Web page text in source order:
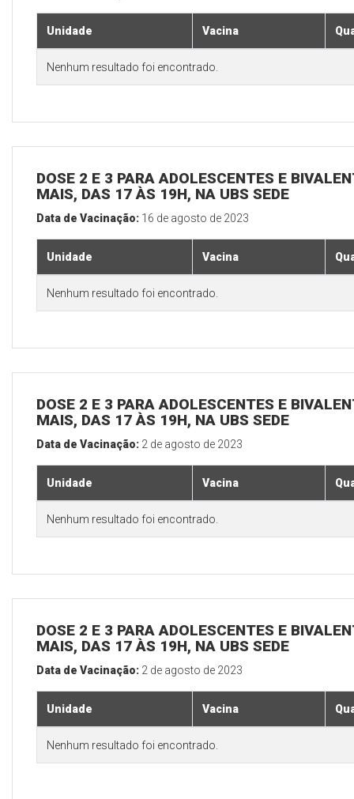
Unidade Vacina
Nenhum resultado foi encontrado.
DOSE 2 E 3 PARA ADOLESCENTES E
MAIS, DAS 17 ÀS 19H, NA UBS SEDE
Data de Vacinação: 16 de agosto de 2023
Unidade Vacina
Nenhum resultado foi encontrado.
DOSE 2 E 3 PARA ADOLESCENTES E
MAIS, DAS 17 ÀS 19H, NA UBS SEDE
Data de Vacinação: 2 de agosto de 2023
Unidade Vacina
Nenhum resultado foi encontrado.
DOSE 2 E 3 PARA ADOLESCENTES E
MAIS, DAS 17 ÀS 19H, NA UBS SEDE
Data de Vacinação: 2 de agosto de 2023
Unidade Vacina
Nenhum resultado foi encontrado.